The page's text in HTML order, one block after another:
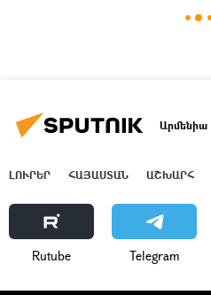
Արմենիա
ԼՈՒՐԵՐ ՀԱՅԱՍՏԱՆ ԱՇԽԱՐՀ
Rutube Telegram